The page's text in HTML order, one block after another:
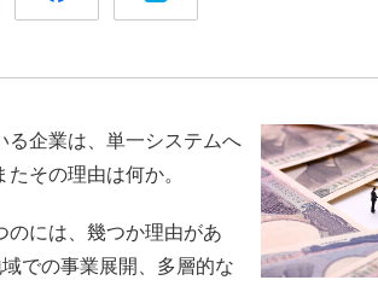
企業は、単一システムへ
その理由は何か。
には、幾つか理由があ
での事業展開、多層的な